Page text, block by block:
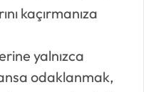
kaçırmanıza
yalnızca
odaklanmak,